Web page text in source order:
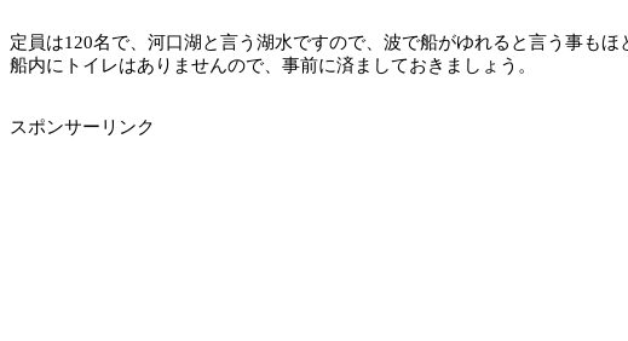
定員は120名で、河口湖と言う湖水ですので、波で船がゆれると言う事も
船内にトイレはありませんので、事前に済ましておきましょう。
スポンサーリンク